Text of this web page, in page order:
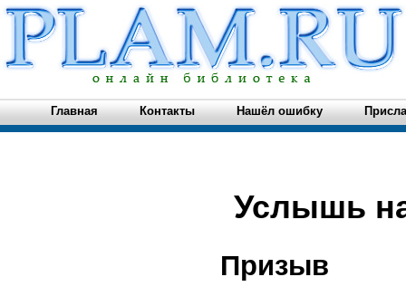
Главная Контакты Нашёл ошибку
Услышь
Призыв